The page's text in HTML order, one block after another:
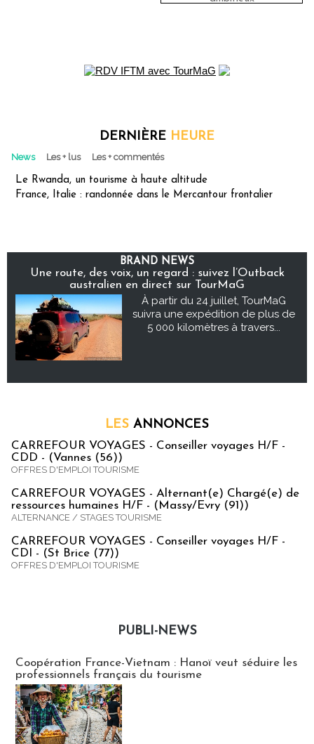
DERNIÈRE HEURE
News Les + lus Les + commentés
Le Rwanda, un tourisme à haute altitude
France, Italie : randonnée dans le Mercantour frontalier
BRAND NEWS
Une route, des voix, un regard : suivez l’Outback
australien en direct sur TourMaG
À partir du 24 juillet, TourMaG
suivra une expédition de plus de
5 000 kilomètres à travers...
LES ANNONCES
CARREFOUR VOYAGES - Conseiller voyages H/F -
CDD - (Vannes (56))
OFFRES D'EMPLOI TOURISME
CARREFOUR VOYAGES - Alternant(e) Chargé(e) de
ressources humaines H/F - (Massy/Evry (91))
ALTERNANCE / STAGES TOURISME
CARREFOUR VOYAGES - Conseiller voyages H/F -
CDI - (St Brice (77))
OFFRES D'EMPLOI TOURISME
PUBLI-NEWS
Coopération France-Vietnam : Hanoï veut séduire les
professionnels français du tourisme